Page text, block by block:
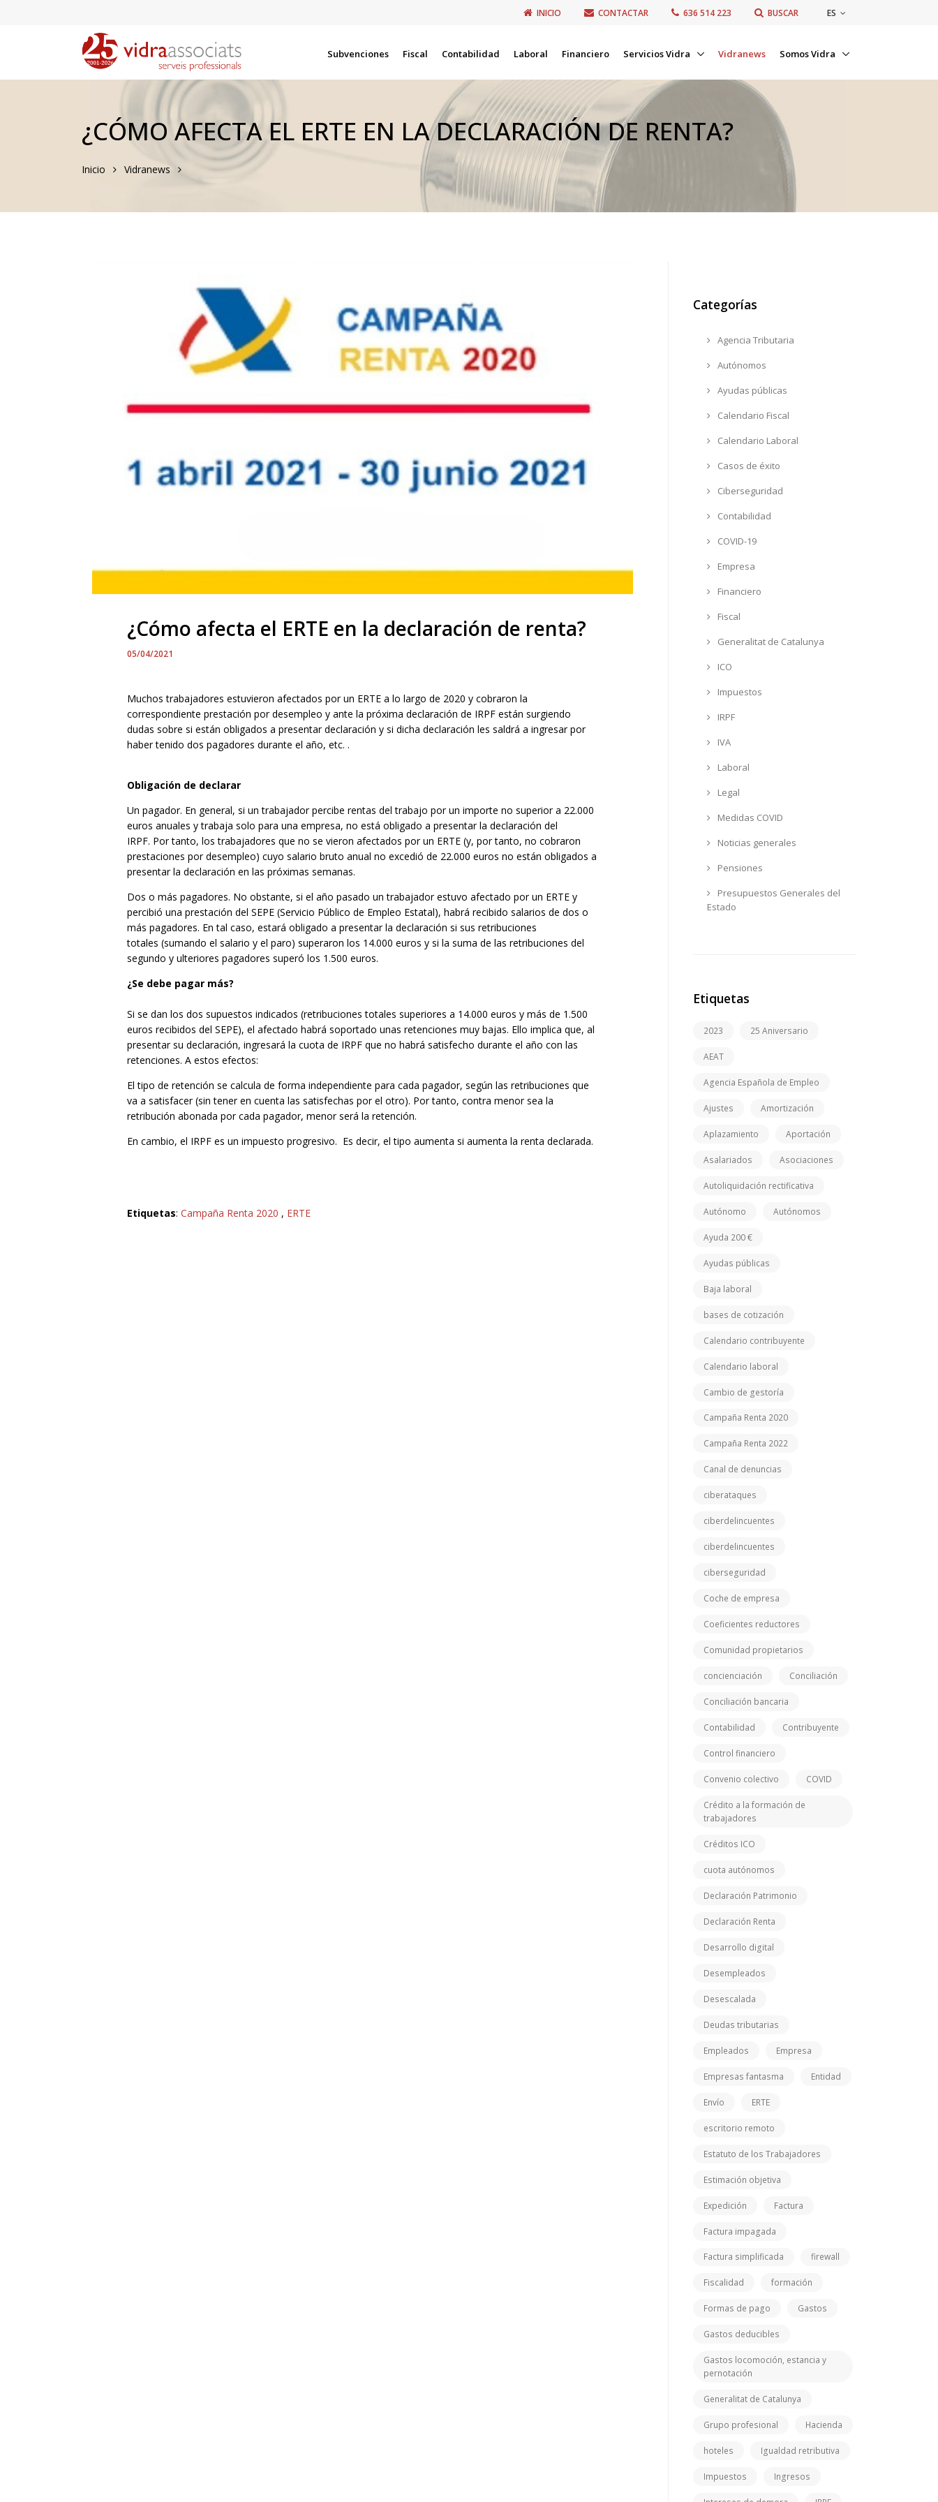
INICIO CONTACTAR 636 514 223 BUSCAR ES
Subvenciones Fiscal Contabilidad Laboral Financiero Servicios Vidra Vidranews Somos Vidra
¿CÓMO AFECTA EL ERTE EN LA DECLARACIÓN DE RENTA?
Inicio Vidranews
¿Cómo afecta el ERTE en la declaración de renta?
05/04/2021
Muchos trabajadores estuvieron afectados por un ERTE a lo largo de 2020 y cobraron la
correspondiente prestación por desempleo y ante la próxima declaración de IRPF están surgiendo
dudas sobre si están obligados a presentar declaración y si dicha declaración les saldrá a ingresar por
haber tenido dos pagadores durante el año, etc. .
Obligación de declarar
Un pagador. En general, si un trabajador percibe rentas del trabajo por un importe no superior a 22.000
euros anuales y trabaja solo para una empresa, no está obligado a presentar la declaración del
IRPF. Por tanto, los trabajadores que no se vieron afectados por un ERTE (y, por tanto, no cobraron
prestaciones por desempleo) cuyo salario bruto anual no excedió de 22.000 euros no están obligados a
presentar la declaración en las próximas semanas.
Dos o más pagadores. No obstante, si el año pasado un trabajador estuvo afectado por un ERTE y
percibió una prestación del SEPE (Servicio Público de Empleo Estatal), habrá recibido salarios de dos o
más pagadores. En tal caso, estará obligado a presentar la declaración si sus retribuciones
totales (sumando el salario y el paro) superaron los 14.000 euros y si la suma de las retribuciones del
segundo y ulteriores pagadores superó los 1.500 euros.
¿Se debe pagar más?
Si se dan los dos supuestos indicados (retribuciones totales superiores a 14.000 euros y más de 1.500
euros recibidos del SEPE), el afectado habrá soportado unas retenciones muy bajas. Ello implica que, al
presentar su declaración, ingresará la cuota de IRPF que no habrá satisfecho durante el año con las
retenciones. A estos efectos:
El tipo de retención se calcula de forma independiente para cada pagador, según las retribuciones que
va a satisfacer (sin tener en cuenta las satisfechas por el otro). Por tanto, contra menor sea la
retribución abonada por cada pagador, menor será la retención.
En cambio, el IRPF es un impuesto progresivo. Es decir, el tipo aumenta si aumenta la renta declarada.
Etiquetas: Campaña Renta 2020 , ERTE
Categorías
Agencia Tributaria
Autónomos
Ayudas públicas
Calendario Fiscal
Calendario Laboral
Casos de éxito
Ciberseguridad
Contabilidad
COVID-19
Empresa
Financiero
Fiscal
Generalitat de Catalunya
ICO
Impuestos
IRPF
IVA
Laboral
Legal
Medidas COVID
Noticias generales
Pensiones
Presupuestos Generales del
Estado
Etiquetas
2023 25 Aniversario
AEAT
Agencia Española de Empleo
Ajustes Amortización
Aplazamiento Aportación
Asalariados Asociaciones
Autoliquidación rectificativa
Autónomo Autónomos
Ayuda 200 €
Ayudas públicas
Baja laboral
bases de cotización
Calendario contribuyente
Calendario laboral
Cambio de gestoría
Campaña Renta 2020
Campaña Renta 2022
Canal de denuncias
ciberataques
ciberdelincuentes
ciberdelincuentes
ciberseguridad
Coche de empresa
Coeficientes reductores
Comunidad propietarios
concienciación Conciliación
Conciliación bancaria
Contabilidad Contribuyente
Control financiero
Convenio colectivo COVID
Crédito a la formación de
trabajadores
Créditos ICO
cuota autónomos
Declaración Patrimonio
Declaración Renta
Desarrollo digital
Desempleados
Desescalada
Deudas tributarias
Empleados Empresa
Empresas fantasma Entidad
Envío ERTE
escritorio remoto
Estatuto de los Trabajadores
Estimación objetiva
Expedición Factura
Factura impagada
Factura simplificada firewall
Fiscalidad formación
Formas de pago Gastos
Gastos deducibles
Gastos locomoción, estancia y
pernotación
Generalitat de Catalunya
Grupo profesional Hacienda
hoteles Igualdad retributiva
Impuestos Ingresos